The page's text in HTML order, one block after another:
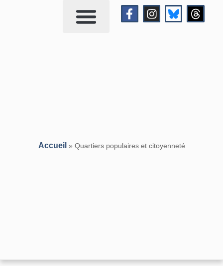
Accueil » Quartiers populaires et citoyenneté